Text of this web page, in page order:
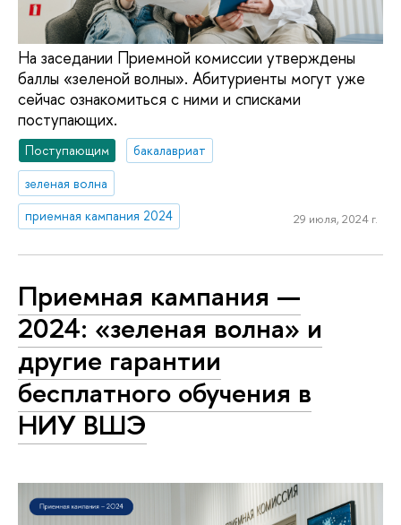
На заседании Приемной комиссии утверждены
баллы «зеленой волны». Абитуриенты могут уже
сейчас ознакомиться с ними и списками
поступающих.
Поступающим
бакалавриат
зеленая волна
приемная кампания 2024
29 июля, 2024 г.
Приемная кампания —
2024: «зеленая волна» и
другие гарантии
бесплатного обучения в
НИУ ВШЭ